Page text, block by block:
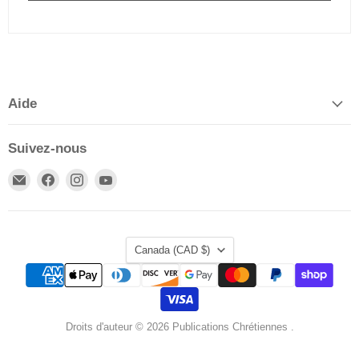
Aide
Suivez-nous
Email
Trouvez-Trouvez-
Pays
Canada (CAD $)
Droits d'auteur © 2026 Publications Chrétiennes .